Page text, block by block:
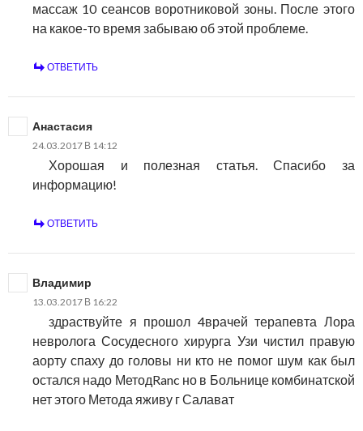
массаж 10 сеансов воротниковой зоны. После этого
на какое-то время забываю об этой проблеме.
ОТВЕТИТЬ
Анастасия
24.03.2017 В 14:12
Хорошая и полезная статья. Спасибо за
информацию!
ОТВЕТИТЬ
Владимир
13.03.2017 В 16:22
здраствуйте я прошол 4врачей терапевта Лора
невролога Сосудесного хирурга Узи чистил правую
аорту спаху до головы ни кто не помог шум как был
остался надо МетодRanc но в Больнице комбинатской
нет этого Метода яживу г Салават